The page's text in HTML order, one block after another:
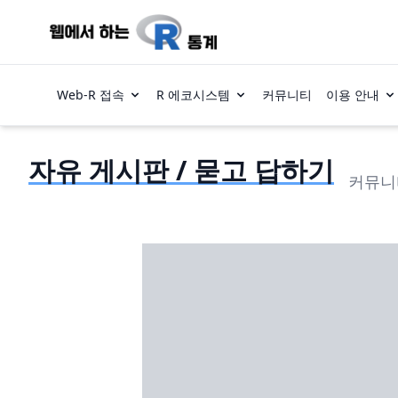
Web-R 접속 R 에코시스템 커뮤니티 이용 안내
자유 게시판 / 묻고 답하기 커뮤